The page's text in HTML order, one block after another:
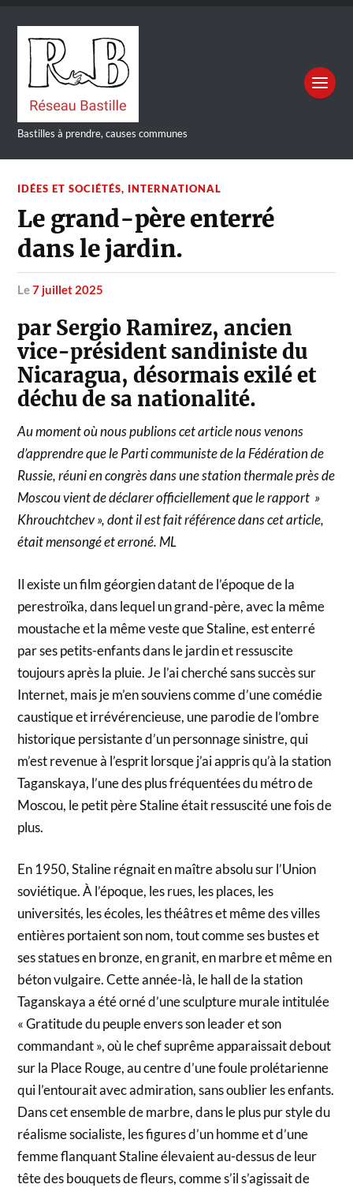
Bastilles à prendre, causes communes
IDÉES ET SOCIÉTÉS, INTERNATIONAL
Le grand-père enterré
dans le jardin.
le7 juillet 2025
par Sergio Ramirez, ancien
vice-président sandiniste du
Nicaragua, désormais exilé et
déchu de sa nationalité.
Au moment où nous publions cet article nous venons
d’apprendre que le Parti communiste de la Fédération de
Russie, réuni en congrès dans une station thermale près de
Moscou vient de déclarer officiellement que le rapport »
Khrouchtchev », dont il est fait référence dans cet article,
était mensongé et erroné. ML
Il existe un film géorgien datant de l’époque de la
perestroïka, dans lequel un grand-père, avec la même
moustache et la même veste que Staline, est enterré
par ses petits-enfants dans le jardin et ressuscite
toujours après la pluie. Je l’ai cherché sans succès sur
Internet, mais je m’en souviens comme d’une comédie
caustique et irrévérencieuse, une parodie de l’ombre
historique persistante d’un personnage sinistre, qui
m’est revenue à l’esprit lorsque j’ai appris qu’à la station
Taganskaya, l’une des plus fréquentées du métro de
Moscou, le petit père Staline était ressuscité une fois de
plus.
En 1950, Staline régnait en maître absolu sur l’Union
soviétique. À l’époque, les rues, les places, les
universités, les écoles, les théâtres et même des villes
entières portaient son nom, tout comme ses bustes et
ses statues en bronze, en granit, en marbre et même en
béton vulgaire. Cette année-là, le hall de la station
Taganskaya a été orné d’une sculpture murale intitulée
« Gratitude du peuple envers son leader et son
commandant », où le chef suprême apparaissait debout
sur la Place Rouge, au centre d’une foule prolétarienne
qui l’entourait avec admiration, sans oublier les enfants.
Dans cet ensemble de marbre, dans le plus pur style du
réalisme socialiste, les figures d’un homme et d’une
femme flanquant Staline élevaient au-dessus de leur
tête des bouquets de fleurs, comme s’il s’agissait de